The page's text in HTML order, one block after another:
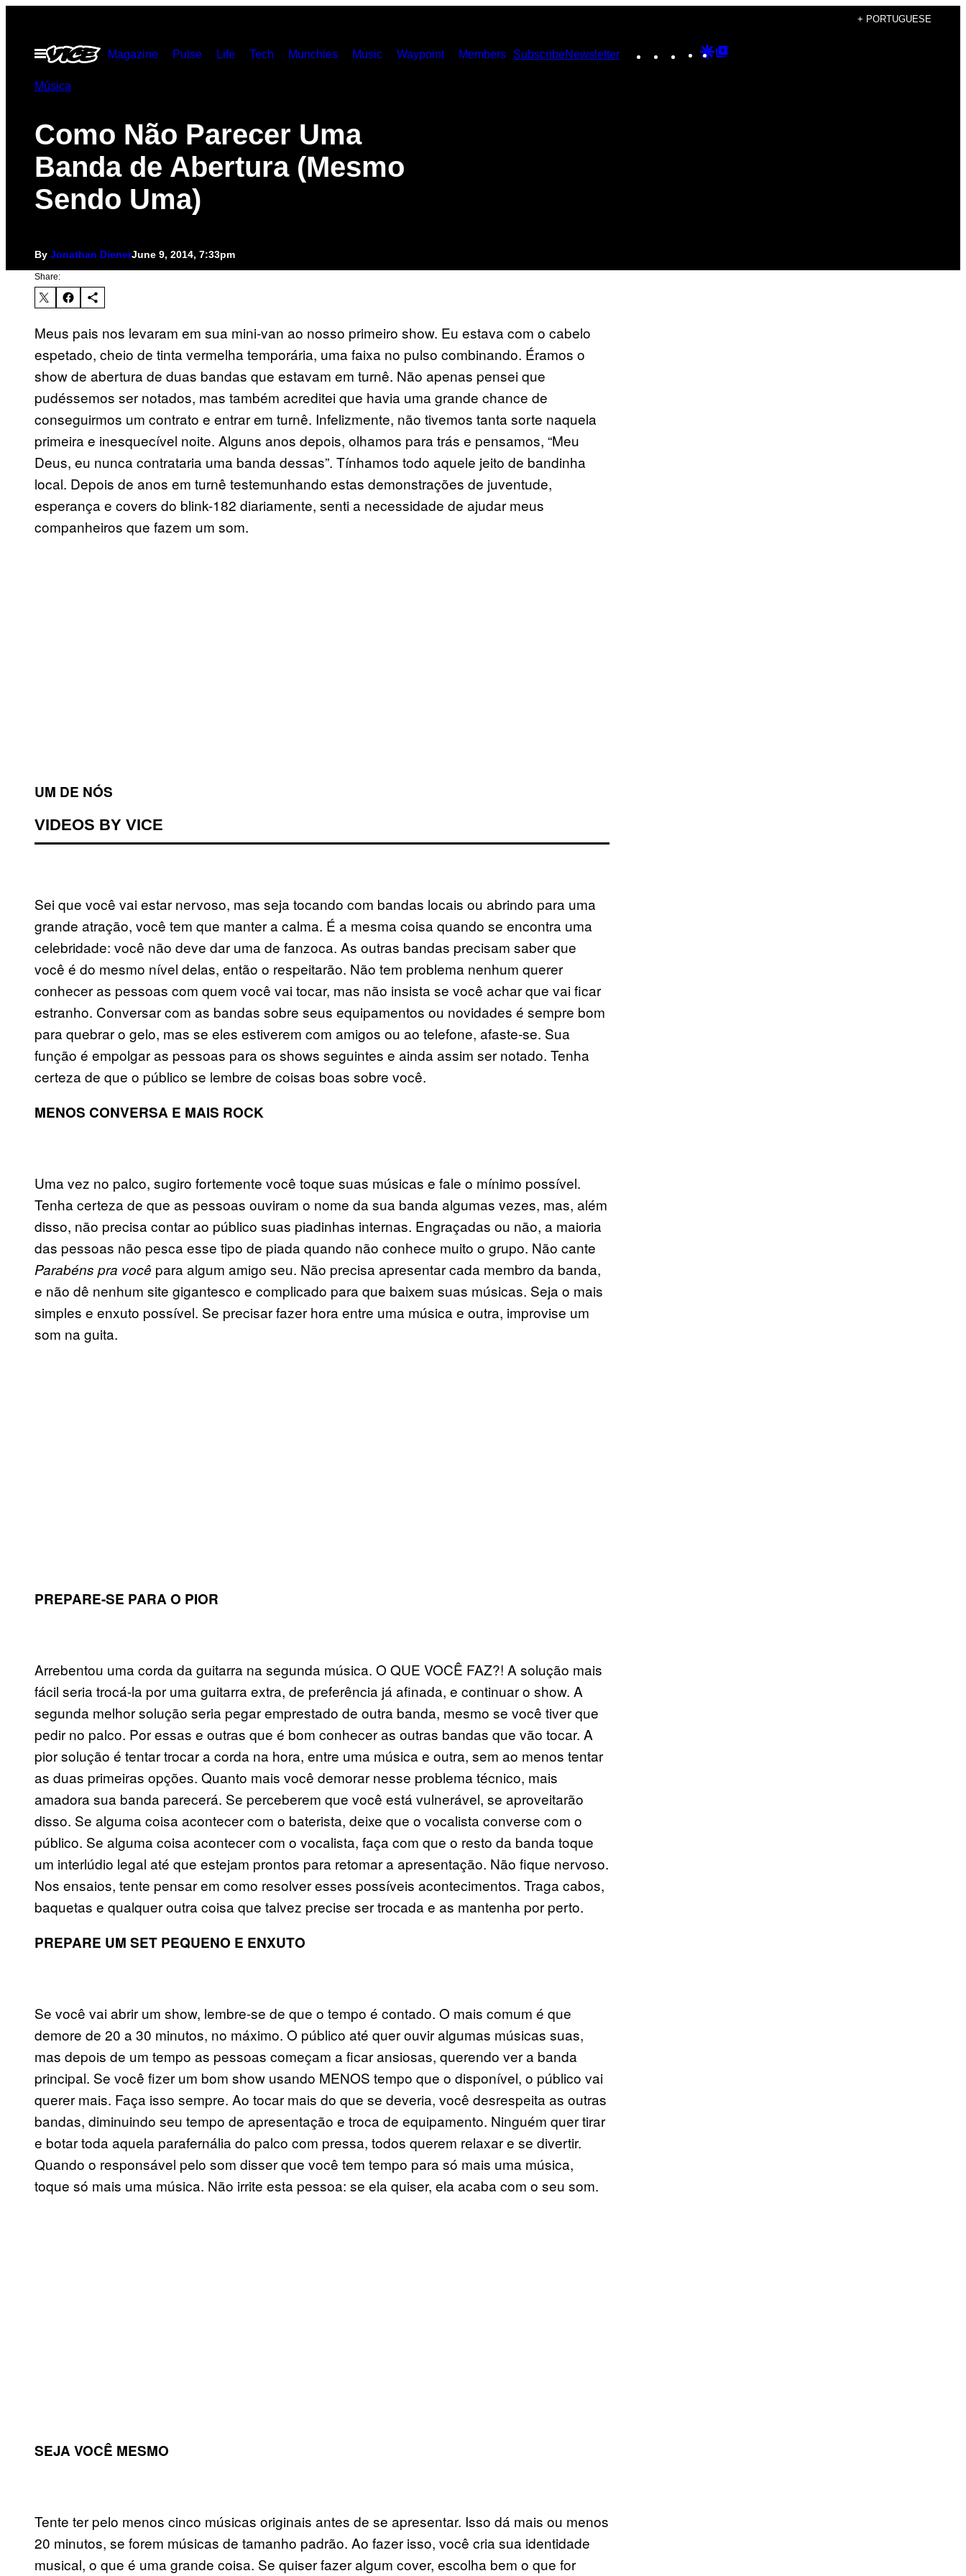
content
+ PORTUGUESE
Open
Menu
Magazine Pulse Life Tech Munchies Music Waypoint Members SubscribeNewsletter Instagram
TikTokYouTube
Google
Música
Como Não Parecer Uma
Banda de Abertura (Mesmo
Sendo Uma)
By Jonathan DienerJune 9, 2014, 7:33pm
Share:
Meus pais nos levaram em sua mini-van ao nosso primeiro show. Eu estava com o cabelo
espetado, cheio de tinta vermelha temporária, uma faixa no pulso combinando. Éramos o
show de abertura de duas bandas que estavam em turnê. Não apenas pensei que
pudéssemos ser notados, mas também acreditei que havia uma grande chance de
conseguirmos um contrato e entrar em turnê. Infelizmente, não tivemos tanta sorte naquela
primeira e inesquecível noite. Alguns anos depois, olhamos para trás e pensamos, “Meu
Deus, eu nunca contrataria uma banda dessas”. Tínhamos todo aquele jeito de bandinha
local. Depois de anos em turnê testemunhando estas demonstrações de juventude,
esperança e covers do blink-182 diariamente, senti a necessidade de ajudar meus
companheiros que fazem um som.
UM DE NÓS
VIDEOS BY VICE
Sei que você vai estar nervoso, mas seja tocando com bandas locais ou abrindo para uma
grande atração, você tem que manter a calma. É a mesma coisa quando se encontra uma
celebridade: você não deve dar uma de fanzoca. As outras bandas precisam saber que
você é do mesmo nível delas, então o respeitarão. Não tem problema nenhum querer
conhecer as pessoas com quem você vai tocar, mas não insista se você achar que vai ficar
estranho. Conversar com as bandas sobre seus equipamentos ou novidades é sempre bom
para quebrar o gelo, mas se eles estiverem com amigos ou ao telefone, afaste-se. Sua
função é empolgar as pessoas para os shows seguintes e ainda assim ser notado. Tenha
certeza de que o público se lembre de coisas boas sobre você.
MENOS CONVERSA E MAIS ROCK
Uma vez no palco, sugiro fortemente você toque suas músicas e fale o mínimo possível.
Tenha certeza de que as pessoas ouviram o nome da sua banda algumas vezes, mas, além
disso, não precisa contar ao público suas piadinhas internas. Engraçadas ou não, a maioria
das pessoas não pesca esse tipo de piada quando não conhece muito o grupo. Não cante
Parabéns pra você para algum amigo seu. Não precisa apresentar cada membro da banda,
e não dê nenhum site gigantesco e complicado para que baixem suas músicas. Seja o mais
simples e enxuto possível. Se precisar fazer hora entre uma música e outra, improvise um
som na guita.
PREPARE-SE PARA O PIOR
Arrebentou uma corda da guitarra na segunda música. O QUE VOCÊ FAZ?! A solução mais
fácil seria trocá-la por uma guitarra extra, de preferência já afinada, e continuar o show. A
segunda melhor solução seria pegar emprestado de outra banda, mesmo se você tiver que
pedir no palco. Por essas e outras que é bom conhecer as outras bandas que vão tocar. A
pior solução é tentar trocar a corda na hora, entre uma música e outra, sem ao menos tentar
as duas primeiras opções. Quanto mais você demorar nesse problema técnico, mais
amadora sua banda parecerá. Se perceberem que você está vulnerável, se aproveitarão
disso. Se alguma coisa acontecer com o baterista, deixe que o vocalista converse com o
público. Se alguma coisa acontecer com o vocalista, faça com que o resto da banda toque
um interlúdio legal até que estejam prontos para retomar a apresentação. Não fique nervoso.
Nos ensaios, tente pensar em como resolver esses possíveis acontecimentos. Traga cabos,
baquetas e qualquer outra coisa que talvez precise ser trocada e as mantenha por perto.
PREPARE UM SET PEQUENO E ENXUTO
Se você vai abrir um show, lembre-se de que o tempo é contado. O mais comum é que
demore de 20 a 30 minutos, no máximo. O público até quer ouvir algumas músicas suas,
mas depois de um tempo as pessoas começam a ficar ansiosas, querendo ver a banda
principal. Se você fizer um bom show usando MENOS tempo que o disponível, o público vai
querer mais. Faça isso sempre. Ao tocar mais do que se deveria, você desrespeita as outras
bandas, diminuindo seu tempo de apresentação e troca de equipamento. Ninguém quer tirar
e botar toda aquela parafernália do palco com pressa, todos querem relaxar e se divertir.
Quando o responsável pelo som disser que você tem tempo para só mais uma música,
toque só mais uma música. Não irrite esta pessoa: se ela quiser, ela acaba com o seu som.
SEJA VOCÊ MESMO
Tente ter pelo menos cinco músicas originais antes de se apresentar. Isso dá mais ou menos
20 minutos, se forem músicas de tamanho padrão. Ao fazer isso, você cria sua identidade
musical, o que é uma grande coisa. Se quiser fazer algum cover, escolha bem o que for